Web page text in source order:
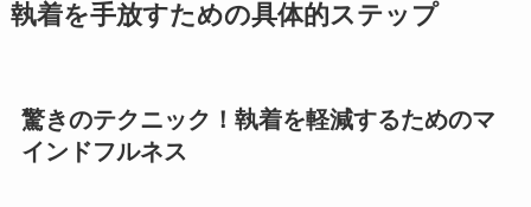
執着を手放すための具体的ステップ
驚きのテクニック！執着を軽減するためのマ
インドフルネス